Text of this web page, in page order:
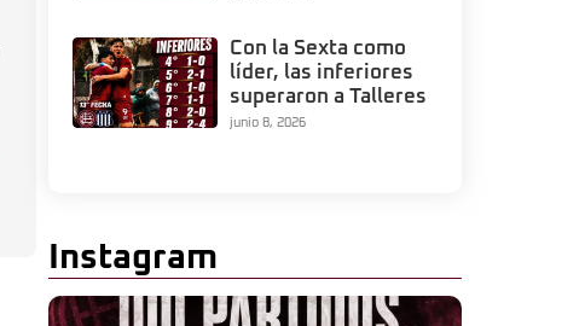
Con la Sexta como
líder, las inferiores
superaron a Talleres
junio 8, 2026
Instagram